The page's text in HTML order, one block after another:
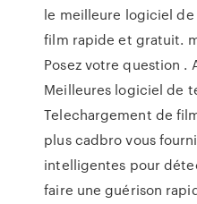
le meilleure logiciel
film rapide et gratuit.
Posez votre question .
Meilleures logiciel de
Telechargement de
plus cadbro vous
intelligentes pour
faire une guérison